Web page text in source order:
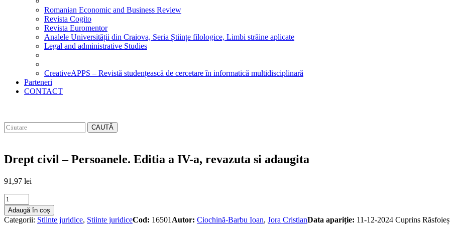
Romanian Economic and Business Review
Revista Cogito
Revista Euromentor
Analele Universității din Craiova, Seria Științe filologice, Limbi străine aplicate
Legal and administrative Studies
CreativeAPPS – Revistă studențească de cercetare în informatică multidisciplinară
Parteneri
CONTACT
CAUTĂ
Drept civil – Persoanele. Editia a IV-a, revazuta si adaugita
91,97 lei
Drept
civil
-
Adaugă în coș
Categorii: Stiinte juridice, Stiinte juridiceCod: 16501 Autor: Ciochină-Barbu Ioan, Jora CristianData apariție: 11-12-2024 Cuprins